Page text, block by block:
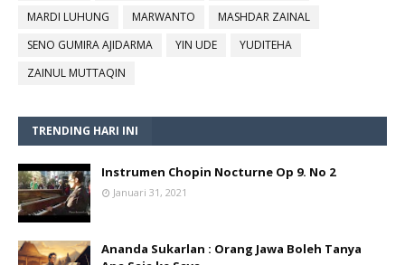
MARDI LUHUNG
MARWANTO
MASHDAR ZAINAL
SENO GUMIRA AJIDARMA
YIN UDE
YUDITEHA
ZAINUL MUTTAQIN
TRENDING HARI INI
Instrumen Chopin Nocturne Op 9. No 2
Januari 31, 2021
Ananda Sukarlan : Orang Jawa Boleh Tanya